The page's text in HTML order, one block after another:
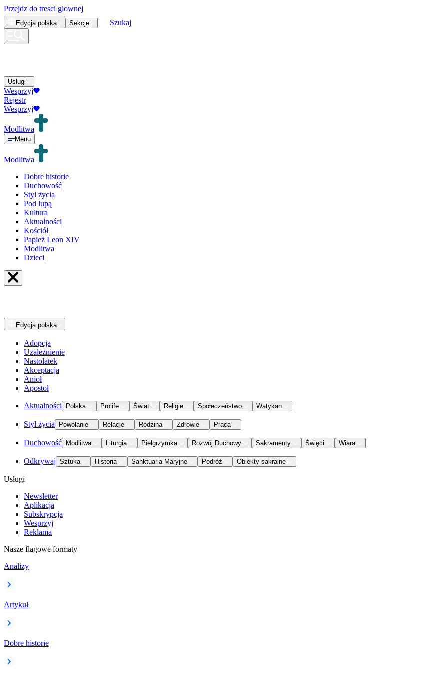
Przejdz do tresci glownej
Edycja polska Sekcje Szukaj
Usługi
Wesprzyj
Rejestr
Wesprzyj
Modlitwa
Menu
Modlitwa
Dobre historie
Duchowość
Styl życia
Pod lupą
Kultura
Aktualności
Kościół
Papież Leon XIV
Modlitwa
Dzieci
Edycja polska
Adopcja
Uzależnienie
Nastolatek
Akceptacja
Anioł
Apostoł
Aktualności Polska Prolife Świat Religie Społeczeństwo Watykan
Styl życia Powołanie Relacje Rodzina Zdrowie Praca
Duchowość Modlitwa Liturgia Pielgrzymka Rozwój Duchowy Sakramenty Święci Wiara
Odkrywaj Sztuka Historia Sanktuaria Maryjne Podróż Obiekty sakralne
Usługi
Newsletter
Aplikacja
Subskrypcja
Wesprzyj
Reklama
Nasze flagowe formaty
Analizy
Artykuł
Dobre historie